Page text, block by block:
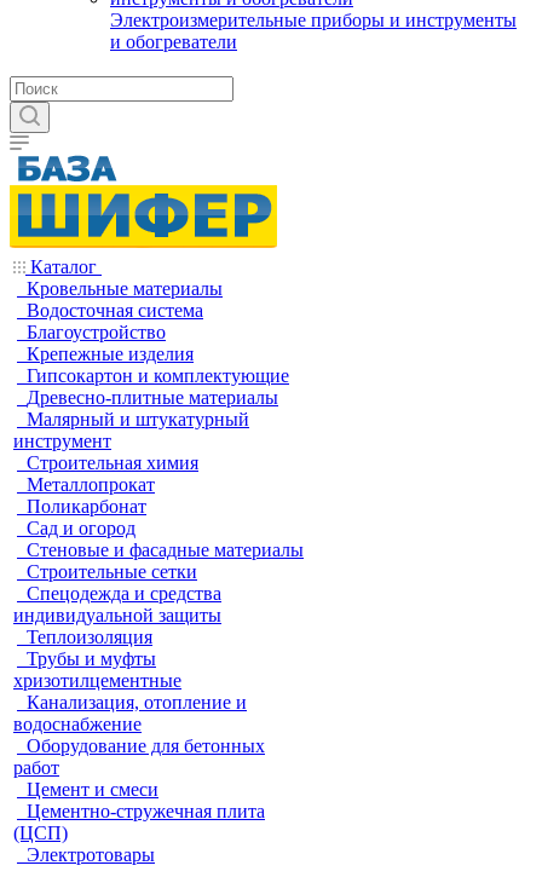
Электроизмерительные приборы и инструменты
и обогреватели
Каталог
Кровельные материалы
Водосточная система
Благоустройство
Крепежные изделия
Гипсокартон и комплектующие
Древесно-плитные материалы
Малярный и штукатурный
инструмент
Строительная химия
Металлопрокат
Поликарбонат
Сад и огород
Стеновые и фасадные материалы
Строительные сетки
Спецодежда и средства
индивидуальной защиты
Теплоизоляция
Трубы и муфты
хризотилцементные
Канализация, отопление и
водоснабжение
Оборудование для бетонных
работ
Цемент и смеси
Цементно-стружечная плита
(ЦСП)
Электротовары